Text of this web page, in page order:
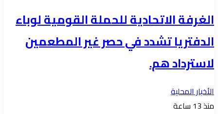
الغرفة الاتحادية للحملة القومية لوباء
الدفتريا تشدد في حصر غير المطعمين
لاسترداد هم.
الأخبار المحلية
منذ 13 ساعة